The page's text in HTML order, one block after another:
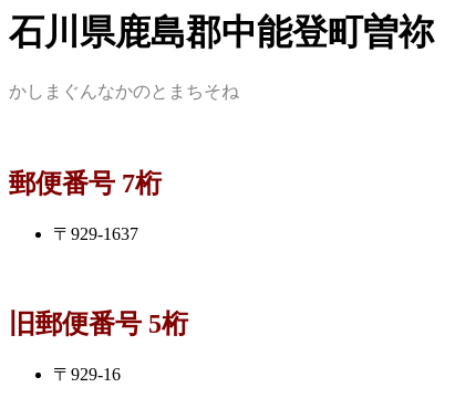
石川県鹿島郡中能登町曽祢
かしまぐんなかのとまちそね
郵便番号 7桁
〒929-1637
旧郵便番号 5桁
〒929-16